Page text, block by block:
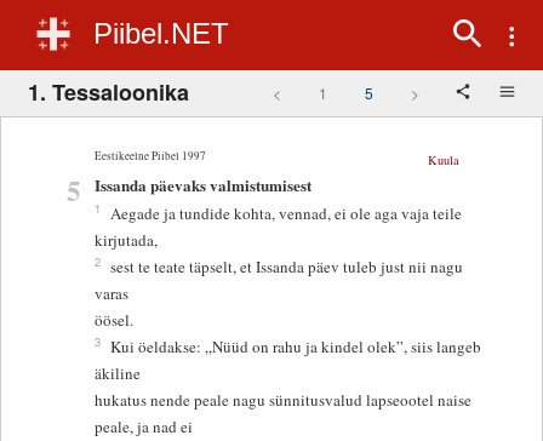
Piibel.NET
1. Tessaloonika < 1 5 >
Eestikeelne Piibel 1997
5
Kuula
Issanda päevaks valmistumisest
1
Aegade ja tundide kohta, vennad, ei ole aga vaja teile
kirjutada,
2 sest te teate täpselt, et Issanda päev tuleb just nii nagu
varas
öösel.
3 Kui öeldakse: „Nüüd on rahu ja kindel olek”, siis langeb
äkiline
hukatus nende peale nagu sünnitusvalud lapseootel naise
peale, ja nad ei